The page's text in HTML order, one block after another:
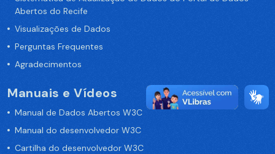
Abertos do Recife
Visualizações de Dados
Perguntas Frequentes
Agradecimentos
Manuais e Vídeos
Manual de Dados Abertos W3C
Manual do desenvolvedor W3C
Cartilha do desenvolvedor W3C